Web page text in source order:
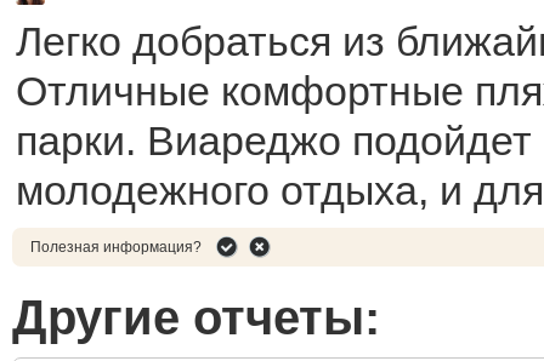
Легко добраться из
Отличные комфортные
парки. Виареджо подойдет
молодежного отдыха, и
Полезная информация?
Другие отчеты: